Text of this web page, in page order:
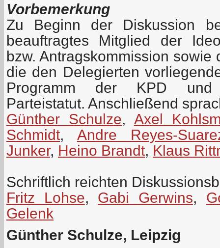
Vorbemerkung
Zu Beginn der Diskussion
beauftragtes Mitglied der
bzw. Antragskommission sowie
die den Delegierten
Programm der KPD und
Parteistatut. Anschließend
Günther Schulze, Axel
Schmidt, Andre Reyes-
Junker, Heino Brandt, Klaus
Schriftlich reichten
Fritz Lohse, Gabi Gerwins,
Gelenk
Günther Schulze, Leipzig